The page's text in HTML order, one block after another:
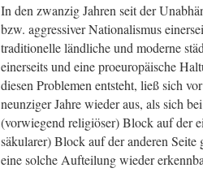
In den zwanzig Jahren seit der
bzw. aggressiver Nationalismus
traditionelle ländliche und moderne
einerseits und eine proeuropäische
diesen Problemen entsteht, ließ sich
neunziger Jahre wieder aus, als sich
(vorwiegend religiöser) Block auf der
säkularer) Block auf der anderen
eine solche Aufteilung wieder